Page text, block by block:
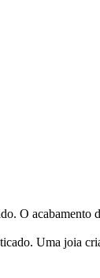
O acabamento
Uma joia